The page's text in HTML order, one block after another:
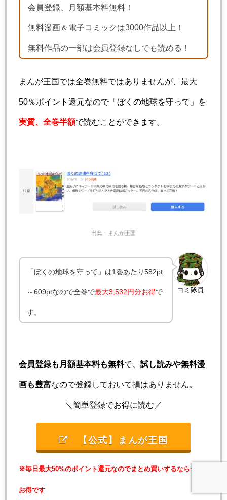
会員登録、月額基本料無料！
無料漫画＆電子コミックは3000作品以上！
無料作品の一部は会員登録なしでも読める！
まんが王国では全巻無料ではありませんが、最大
50％ポイント還元なので「ぼくの地球を守って」を
実質、全巻半額で読むことができます。
出典：まんが王国
ヨミ隊員
「ぼくの地球を守って」は1巻あたり582pt
～609ptなので全巻で最大3,532円分お得で
す。
会員登録も月額基本料も無料で、 試し読みや無料漫
画も豊富なので登録しておいて損はありません。
＼簡単登録でお得に読む／
【公式】まんが王国
※毎日最大50%のポイント還元なのでまとめ買いするなら一番
お得です